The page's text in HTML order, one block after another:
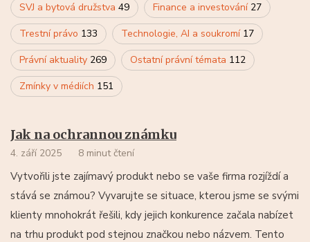
SVJ a bytová družstva 49 Finance a investování 27
Trestní právo 133 Technologie, AI a soukromí 17
Právní aktuality 269 Ostatní právní témata 112
Zmínky v médiích 151
Jak na ochrannou známku
4. září 2025 8 minut čtení
Vytvořili jste zajímavý produkt nebo se vaše firma rozjíždí a
stává se známou? Vyvarujte se situace, kterou jsme se svými
klienty mnohokrát řešili, kdy jejich konkurence začala nabízet
na trhu produkt pod stejnou značkou nebo názvem. Tento